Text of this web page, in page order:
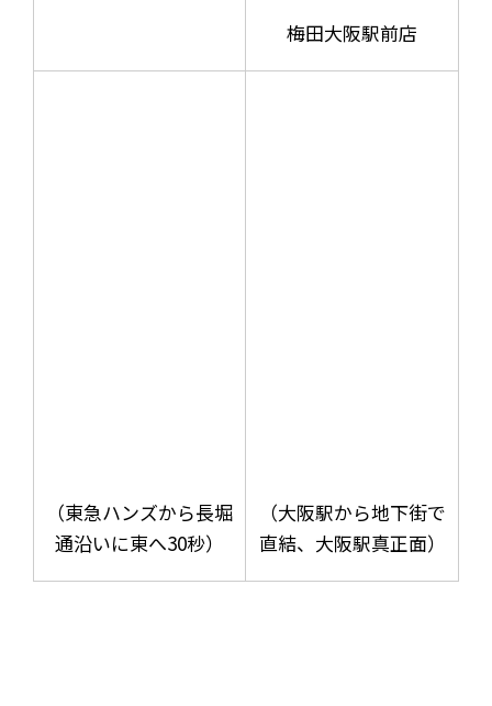
梅田大阪駅前店
（東急ハンズから長堀
通沿いに東へ30秒）
（大阪駅から地下街で
直結、大阪駅真正面）